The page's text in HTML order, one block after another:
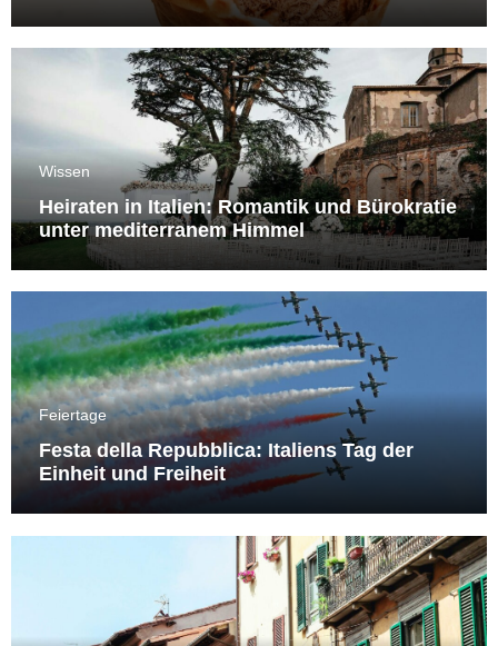
Wissen
Heiraten in Italien: Romantik und Bürokratie
unter mediterranem Himmel
Feiertage
Festa della Repubblica: Italiens Tag der
Einheit und Freiheit